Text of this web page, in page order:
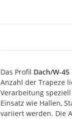
Das Profil Dach/W-45
Anzahl der Trapeze
Verarbeitung
Einsatz wie Hallen,
variiert werden. Die